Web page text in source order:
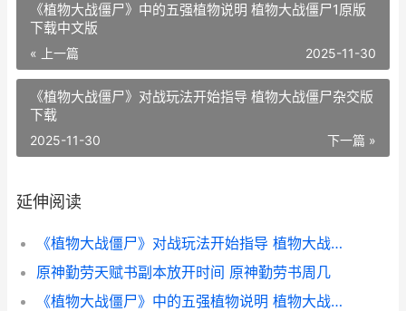
《植物大战僵尸》中的五强植物说明 植物大战僵尸1原版
下载中文版
« 上一篇 2025-11-30
《植物大战僵尸》对战玩法开始指导 植物大战僵尸杂交版
下载
下一篇 »
2025-11-30
延伸阅读
《植物大战僵尸》对战玩法开始指导 植物大战僵尸杂交版下载
原神勤劳天赋书副本放开时间 原神勤劳书周几
《植物大战僵尸》中的五强植物说明 植物大战僵尸1原版下载中文版